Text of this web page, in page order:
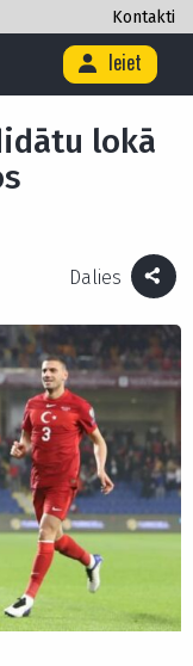
Kontakti
Ieiet
kandidātu lokā iekļauj
lokā
Dalies